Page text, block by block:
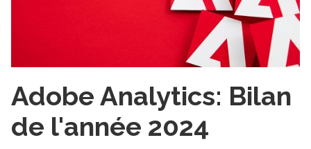
Adobe Analytics: Bilan
de l'année 2024